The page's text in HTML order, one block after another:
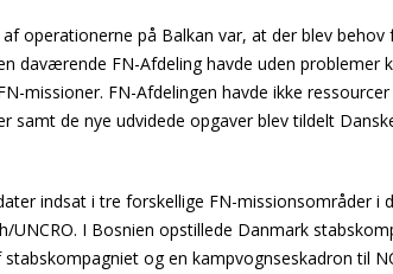
af operationerne på Balkan var, at der blev
daværende FN-Afdeling havde uden problemer
missioner. FN-Afdelingen havde ikke
samt de nye udvidede opgaver blev tildelt
indsat i tre forskellige FN-missionsområder i
UNCRO. I Bosnien opstillede Danmark
og en kampvognseskadron til